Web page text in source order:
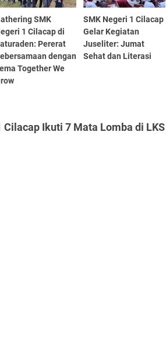
SMK
1 Cilacap di
Pererat
dengan
Together We
SMK Negeri 1 Cilacap
Gelar Kegiatan
Juseliter: Jumat
Sehat dan Literasi
Ikuti 7 Mata Lomba di LKS